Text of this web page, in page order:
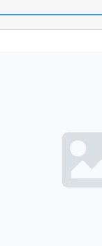
Memorie